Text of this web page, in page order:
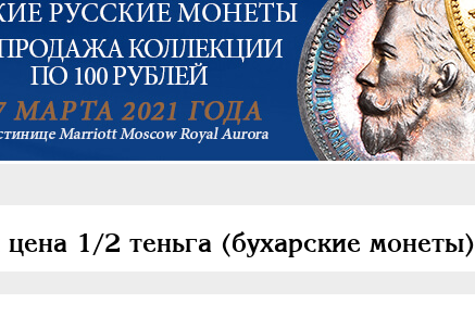
цена 1/2 теньга (бухарские монеты)